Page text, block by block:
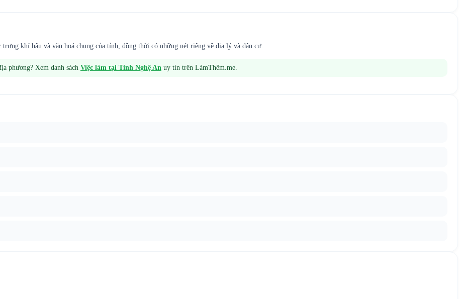
khí hậu và văn hoá chung của tỉnh, đồng thời có những nét riêng về địa lý và dân cư.
phương? Xem danh sách Việc làm tại Tỉnh Nghệ An uy tín trên LàmThêm.me.